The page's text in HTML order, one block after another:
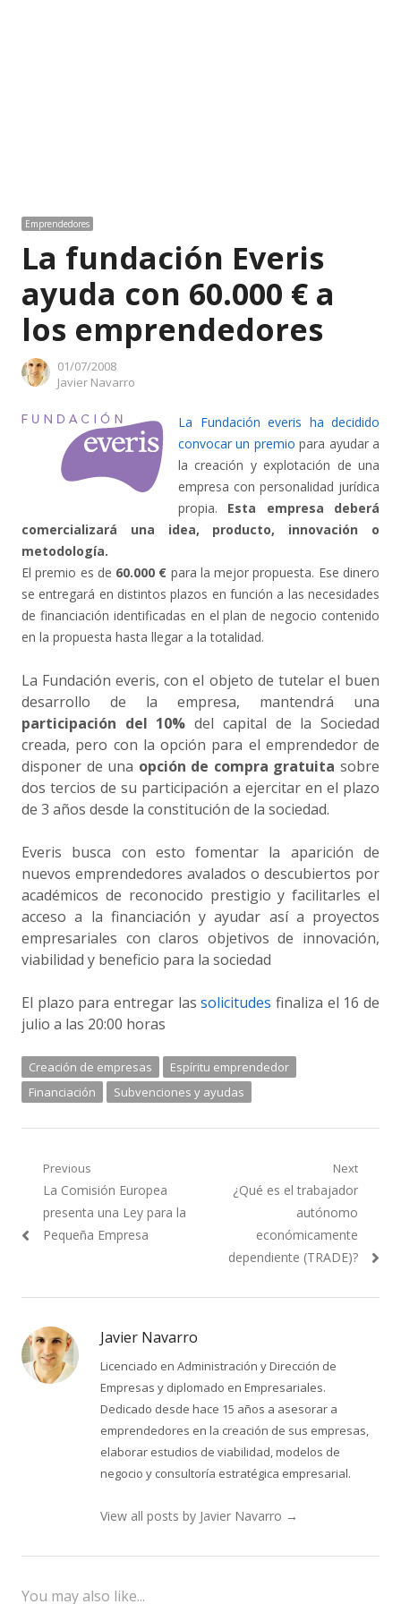
Emprendedores
La fundación Everis
ayuda con 60.000 € a
los emprendedores
01/07/2008
Author
Javier Navarro
La Fundación everis ha decidido
convocar un premio para ayudar a
la creación y explotación de una
empresa con personalidad jurídica
propia. Esta empresa deberá
comercializará una idea, producto, innovación o
metodología.
El premio es de 60.000 € para la mejor propuesta. Ese dinero
se entregará en distintos plazos en función a las necesidades
de financiación identificadas en el plan de negocio contenido
en la propuesta hasta llegar a la totalidad.
La Fundación everis, con el objeto de tutelar el buen
desarrollo de la empresa, mantendrá una
participación del 10% del capital de la Sociedad
creada, pero con la opción para el emprendedor de
disponer de una opción de compra gratuita sobre
dos tercios de su participación a ejercitar en el plazo
de 3 años desde la constitución de la sociedad.
Everis busca con esto fomentar la aparición de
nuevos emprendedores avalados o descubiertos por
académicos de reconocido prestigio y facilitarles el
acceso a la financiación y ayudar así a proyectos
empresariales con claros objetivos de innovación,
viabilidad y beneficio para la sociedad
El plazo para entregar lassolicitudes finaliza el 16 de
julio a las 20:00 horas
Creación de empresas
Espíritu emprendedor
Financiación
Subvenciones y ayudas
Navegación
de
entradas
Previous
Previous
post:
La Comisión Europea
presenta una Ley para la
Pequeña Empresa
Next
Next
¿Qué es el trabajador
autónomo
económicamente
dependiente (TRADE)?
Javier Navarro
Licenciado en Administración y Dirección de
Empresas y diplomado en Empresariales.
Dedicado desde hace 15 años a asesorar a
emprendedores en la creación de sus empresas,
elaborar estudios de viabilidad, modelos de
negocio y consultoría estratégica empresarial.
View all posts by Javier Navarro →
You may also like...